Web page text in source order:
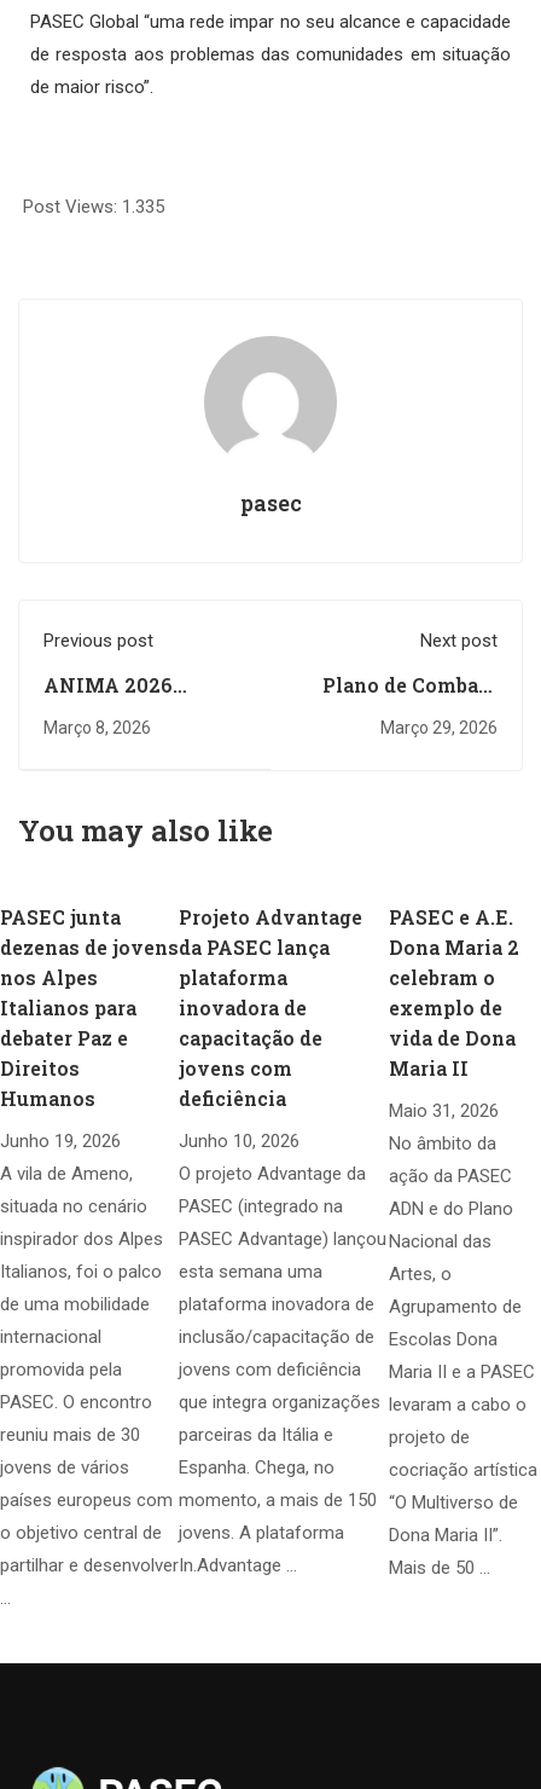
PASEC Global “uma rede impar no seu alcance e capacidade
de resposta aos problemas das comunidades em situação
de maior risco”.
Post Views: 1.335
pasec
Previous post
ANIMA 2026
destaca a Trilogia da
Paz, Diálogo e
Março 8, 2026
Next post
Plano de Combate
2026 envolveu mais
de 2100 jovens no
Março 29, 2026
You may also like
PASEC junta
dezenas de jovens
nos Alpes
Italianos para
debater Paz e
Direitos
Humanos
Junho 19, 2026
A vila de Ameno,
situada no cenário
inspirador dos Alpes
Italianos, foi o palco
de uma mobilidade
internacional
promovida pela
PASEC. O encontro
reuniu mais de 30
jovens de vários
países europeus com
o objetivo central de
partilhar e desenvolver
Projeto Advantage
da PASEC lança
plataforma
inovadora de
capacitação de
jovens com
deficiência
Junho 10, 2026
O projeto Advantage da
PASEC (integrado na
PASEC Advantage) lançou
esta semana uma
plataforma inovadora de
inclusão/capacitação de
jovens com deficiência
que integra organizações
parceiras da Itália e
Espanha. Chega, no
momento, a mais de 150
jovens. A plataforma
In.Advantage …
PASEC e A.E.
Dona Maria 2
celebram o
exemplo de
vida de Dona
Maria II
Maio 31, 2026
No âmbito da
ação da PASEC
ADN e do Plano
Nacional das
Artes, o
Agrupamento de
Escolas Dona
Maria II e a PASEC
levaram a cabo o
projeto de
cocriação artística
“O Multiverso de
Dona Maria II”.
Mais de 50 …